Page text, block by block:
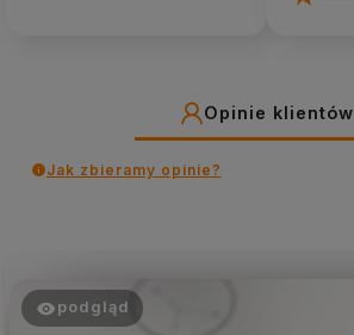
Opinie klientów
Jak zbieramy opinie?
podgląd